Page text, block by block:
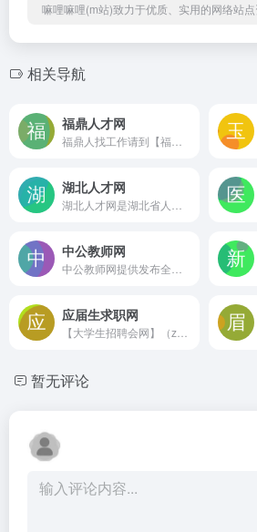
嘛哩嘛哩(m站)致力于优质、实用的网络站点
相关导航
福鼎人才网
湖北人才网
中公教师网
应届生求职网
暂无评论